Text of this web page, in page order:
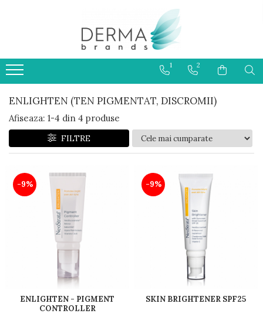
PRODUSE CU PROTECTIE
SOLARA 50+ PENTRU COPII
1 2
ENLIGHTEN (TEN PIGMENTAT, DISCROMII)
Afiseaza: 1-4 din 4 produse
FILTRE
-9%
ENLIGHTEN - PIGMENT
CONTROLLER
-9%
SKIN BRIGHTENER SPF25